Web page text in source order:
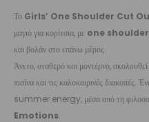
Το Girls’ One Shoulder Cut
μαγιό για κορίτσια, με one shoulder
και βολάν στο επάνω μέρος.
Άνετο, σταθερό και μοντέρνο,
πισίνα και τις καλοκαιρινές διακοπές.
summer energy, μέσα από τη
Emotions.